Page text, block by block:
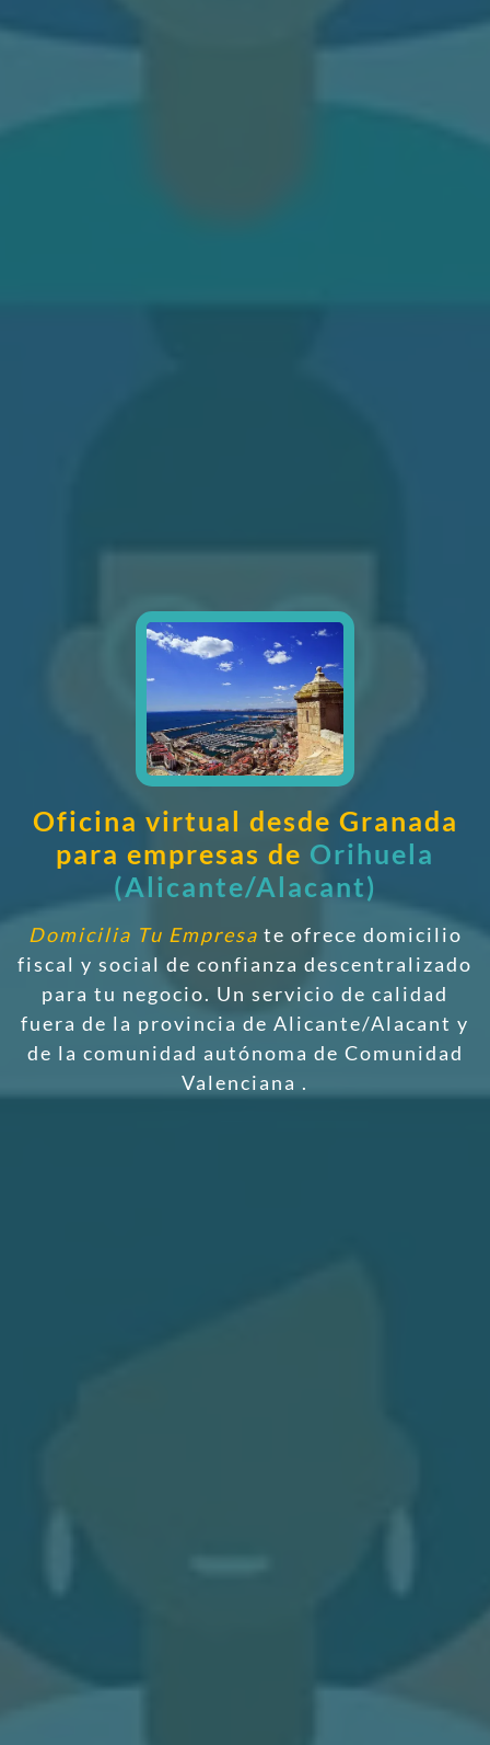
Oficina virtual desde Granada
para empresas de Orihuela
(Alicante/Alacant)
Domicilia Tu Empresa te ofrece domicilio
fiscal y social de confianza descentralizado
para tu negocio. Un servicio de calidad
fuera de la provincia de Alicante/Alacant y
de la comunidad autónoma de Comunidad
Valenciana .